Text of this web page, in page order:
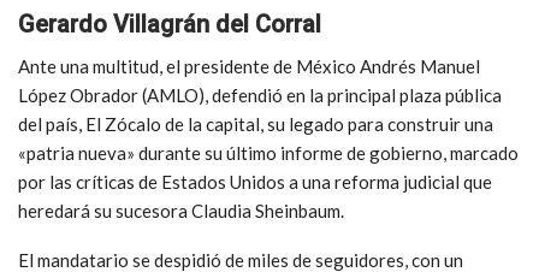
Gerardo Villagrán del Corral
Ante una multitud, el presidente de México Andrés Manuel
López Obrador (AMLO), defendió en la principal plaza pública
del país, El Zócalo de la capital, su legado para construir una
«patria nueva» durante su último informe de gobierno, marcado
por las críticas de Estados Unidos a una reforma judicial que
heredará su sucesora Claudia Sheinbaum.
El mandatario se despidió de miles de seguidores, con un